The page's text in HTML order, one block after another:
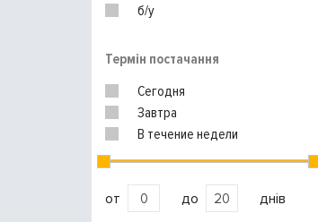
б/у
Термін постачання
Сегодня
Завтра
В течение недели
от до днів